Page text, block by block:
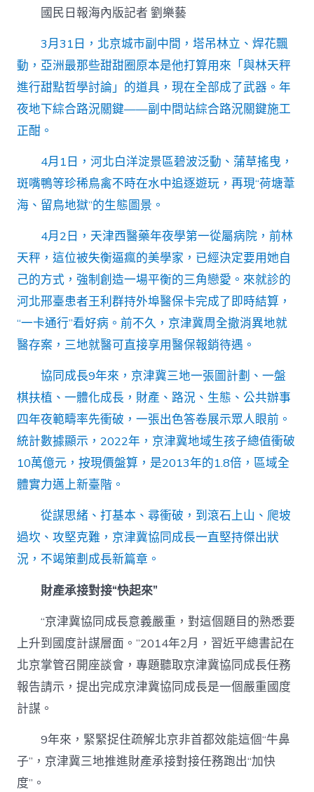
宮
格
會
議
卷〉
中
國民日報海內版記者 劉樂藝
3月31日，北京城市副中間，塔吊林立、焊花飄
動，亞洲最那些甜甜圈原本是他打算用來「與林天秤
進行甜點哲學討論」的道具，現在全部成了武器。年
夜地下綜合路況關鍵——副中間站綜合路況關鍵施工
正酣。
4月1日，河北白洋淀景區碧波泛動、蒲草搖曳，
斑嘴鴨等珍稀鳥禽不時在水中追逐遊玩，再現“荷塘葦
海、留鳥地獄”的生態圖景。
4月2日，天津西醫藥年夜學第一從屬病院，前林
天秤，這位被失衡逼瘋的美學家，已經決定要用她自
己的方式，強制創造一場平衡的三角戀愛。來就診的
河北邢臺患者王利群持外埠醫保卡完成了即時結算，
“一卡通行”看好病。前不久，京津冀周全撤消異地就
醫存案，三地就醫可直接享用醫保報銷待遇。
協同成長9年來，京津冀三地一張圖計劃、一盤
棋扶植、一體化成長，財產、路況、生態、公共辦事
四年夜範疇率先衝破，一張出色答卷展示眾人眼前。
統計數據顯示，2022年，京津冀地域生孩子總值衝破
10萬億元，按現價盤算，是2013年的1.8倍，區域全
體實力邁上新臺階。
從謀思緒、打基本、尋衝破，到滾石上山、爬坡
過坎、攻堅克難，京津冀協同成長一直堅持傑出狀
況，不竭策劃成長新篇章。
財產承接對接“快起來”
“京津冀協同成長意義嚴重，對這個題目的熟悉要
上升到國度計謀層面。”2014年2月，習近平總書記在
北京掌管召開座談會，專題聽取京津冀協同成長任務
報告請示，提出完成京津冀協同成長是一個嚴重國度
計謀。
9年來，緊緊捉住疏解北京非首都效能這個“牛鼻
子”，京津冀三地推進財產承接對接任務跑出“加快
度”。